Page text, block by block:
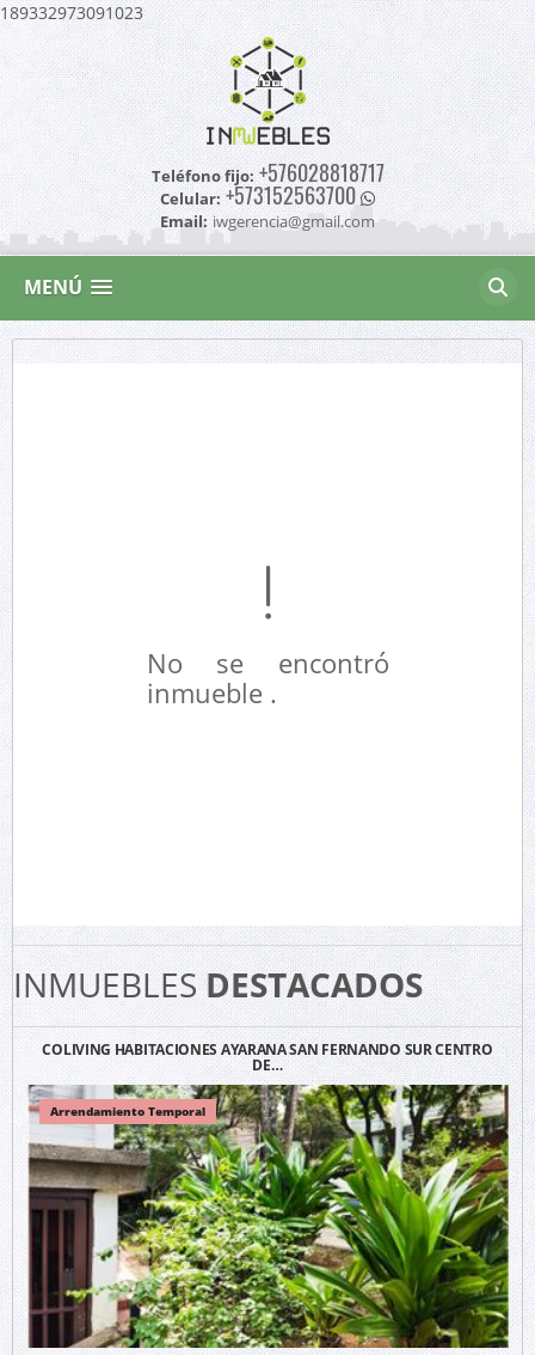
189332973091023
Teléfono fijo: +576028818717
Celular: +573152563700
Email: iwgerencia@gmail.com
MENÚ
No se encontró
inmueble .
INMUEBLESDESTACADOS
COLIVING HABITACIONES AYARANA SAN FERNANDO SUR CENTRO
DE…
Arrendamiento Temporal